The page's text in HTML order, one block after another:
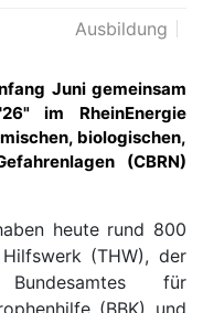
Ausbildung
Juni gemeinsam
im RheinEnergie
biologischen,
(CBRN)
heute rund 800
(THW), der
für
(BBK) und